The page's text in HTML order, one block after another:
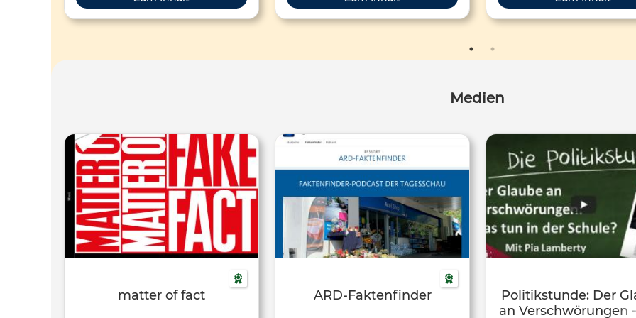
zugänglich sind. Ziel der Plattform ist
es, die Qualität und ideologische
interdisziplinären Redaktionsteam
geprüft und nach festen Kriterien
bewertet, die auf wissenschaftlichen
Standards beruhen. Die Seite ist
thematisch breit aufgestellt und
umfasst Materialien aus den Bereichen
Gesellschaft, Politik, Geschichte,
Naturwissenschaften und Ethik. Jedes
geprüfte Material wird mit einer
zusammenfassenden Einschätzung
sowie einer detaillierten Analyse
Zielgruppen arbeiten. Sie umfasst
vielfältig einsetzbare Lernmaterialien
in Bezug auf
Verschwörungserzählungen zu
stärken.
Medien
matter of fact ARD-Faktenfinder
Politikstunde: Der
an Verschwörungen –